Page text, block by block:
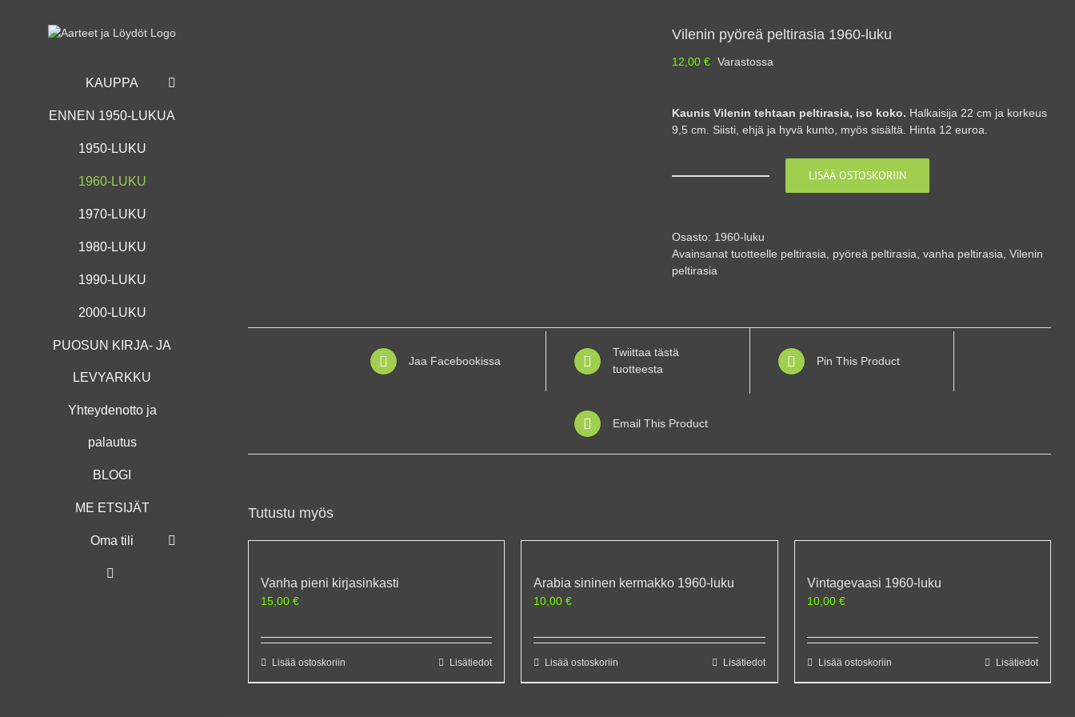
KAUPPA
ENNEN 1950-LUKUA
1950-LUKU
1960-LUKU
1970-LUKU
1980-LUKU
1990-LUKU
2000-LUKU
PUOSUN KIRJA- JA
LEVYARKKU
Yhteydenotto ja
palautus
BLOGI
ME ETSIJÄT
Oma tili
Vilenin pyöreä peltirasia 1960-luku
12,00 € Varastossa
Kaunis Vilenin tehtaan peltirasia, iso koko. Halkaisija 22 cm ja korkeus
9,5 cm. Siisti, ehjä ja hyvä kunto, myös sisältä. Hinta 12 euroa.
1960-
luku
LISÄÄ OSTOSKORIIN
Osasto: 1960-luku
Avainsanat tuotteelle peltirasia pyöreä peltirasia vanha peltirasia Vilenin
peltirasia
Jaa Facebookissa
Twiittaa tästä
tuotteesta
Pin This Product
Email This Product
Tutustu myös
Vanha pieni kirjasinkasti
15,00 €
Lisää ostoskoriin Lisätiedot
Arabia sininen kermakko 1960-luku
10,00€
Lisää ostoskoriin Lisätiedot
Vintagevaasi 1960-luku
10,00 €
Lisää ostoskoriin Lisätiedot